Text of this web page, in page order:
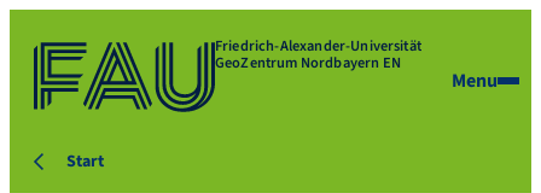
Friedrich-Alexander-Universität
GeoZentrum Nordbayern EN
Menu
Start